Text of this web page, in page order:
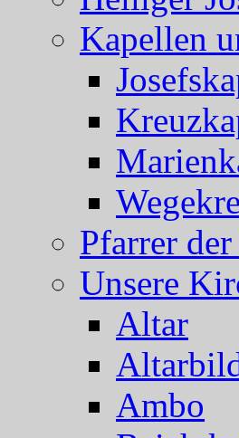
Kapellen
Pfarrer
Unsere
Altar
Ambo